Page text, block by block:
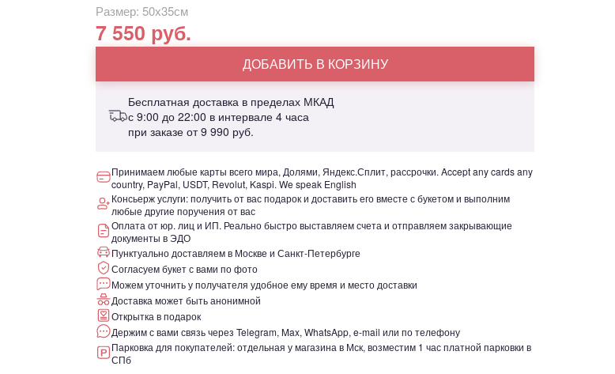
Размер: 50х35см
7 550 руб.
ДОБАВИТЬ В КОРЗИНУ
Бесплатная доставка в пределах МКАД
с 9:00 до 22:00 в интервале 4 часа
при заказе от9 990 руб.
Принимаем любые карты всего мира, Долями, Яндекс.Сплит, рассрочки. Accept any cards any
country, PayPal, USDT, Revolut, Kaspi. We speak English
Консьерж услуги: получить от вас подарок и доставить его вместе с букетом и выполним
любые другие поручения от вас
Оплата от юр. лиц и ИП. Реально быстро выставляем счета и отправляем закрывающие
документы в ЭДО
Пунктуально доставляем в Москве и Санкт-Петербурге
Согласуем букет с вами по фото
Можем уточнить у получателя удобное ему время и место доставки
Доставка может быть анонимной
Открытка в подарок
Держим с вами связь через Telegram, Max, WhatsApp, e-mail или по телефону
Парковка для покупателей: отдельная у магазина в Мск, возместим 1 час платной парковки в
СПб